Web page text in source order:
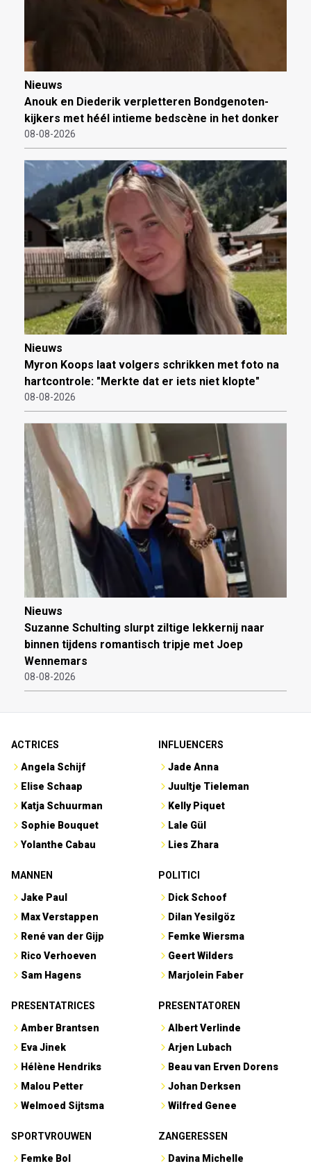
Nieuws
Anouk en Diederik verpletteren Bondgenoten-
kijkers met héél intieme bedscène in het donker
08-08-2026
Nieuws
Myron Koops laat volgers schrikken met foto na
hartcontrole: "Merkte dat er iets niet klopte"
08-08-2026
Nieuws
Suzanne Schulting slurpt ziltige lekkernij naar
binnen tijdens romantisch tripje met Joep
Wennemars
08-08-2026
ACTRICES
Angela Schijf
Elise Schaap
Katja Schuurman
Sophie Bouquet
Yolanthe Cabau
INFLUENCERS
Jade Anna
Juultje Tieleman
Kelly Piquet
Lale Gül
Lies Zhara
MANNEN
Jake Paul
Max Verstappen
René van der Gijp
Rico Verhoeven
Sam Hagens
POLITICI
Dick Schoof
Dilan Yesilgöz
Femke Wiersma
Geert Wilders
Marjolein Faber
PRESENTATRICES
Amber Brantsen
Eva Jinek
Hélène Hendriks
Malou Petter
Welmoed Sijtsma
PRESENTATOREN
Albert Verlinde
Arjen Lubach
Beau van Erven Dorens
Johan Derksen
Wilfred Genee
SPORTVROUWEN
Femke Bol
ZANGERESSEN
Davina Michelle